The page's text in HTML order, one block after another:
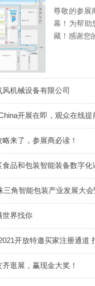
尊敬的参展
幕！为帮助
藏！感谢您
机械设备有限公司
开展在即，观众在线
来了，参展商必读！
品和包装智能装备数字
三角智能包装产业发展大
世界找你
开放特邀买家注册通道
逛展，赢现金大奖！